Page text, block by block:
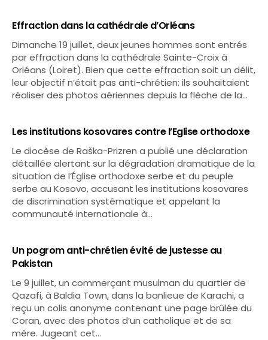
Effraction dans la cathédrale d’Orléans
Dimanche 19 juillet, deux jeunes hommes sont entrés
par effraction dans la cathédrale Sainte-Croix à
Orléans (Loiret). Bien que cette effraction soit un délit,
leur objectif n’était pas anti-chrétien: ils souhaitaient
réaliser des photos aériennes depuis la flèche de la…
Les institutions kosovares contre l’Eglise orthodoxe
Le diocèse de Raška-Prizren a publié une déclaration
détaillée alertant sur la dégradation dramatique de la
situation de l’Église orthodoxe serbe et du peuple
serbe au Kosovo, accusant les institutions kosovares
de discrimination systématique et appelant la
communauté internationale à…
Un pogrom anti-chrétien évité de justesse au
Pakistan
Le 9 juillet, un commerçant musulman du quartier de
Qazafi, à Baldia Town, dans la banlieue de Karachi, a
reçu un colis anonyme contenant une page brûlée du
Coran, avec des photos d’un catholique et de sa
mère. Jugeant cet…